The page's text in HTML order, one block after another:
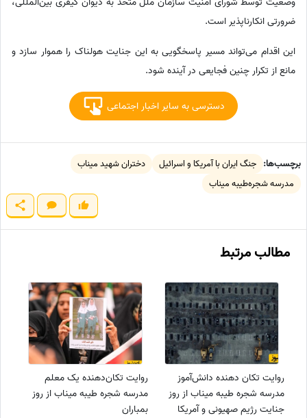
ضرورتی انکارناپذیر است.
این اقدام می‌تواند مسیر پاسخگویی به این جنایت هولناک را هموار سازد و
مانع از تکرار چنین فجایعی در آینده شود.
دسترسی به سایر اخبار اجتماعی
برچسب‌ها: جنگ ایران با آمریکا و اسرائیل
دختران شهید میناب
مدرسه شجره‌طیبه میناب
مطالب مرتبط
روایت تکان دهنده دانش‌آموز
مدرسه شجره طیبه میناب از روز
جنایت رژیم صهیونی و آمریکا
روایت تکان‌دهنده یک معلم
مدرسه شجره طیبه میناب از روز
بمباران